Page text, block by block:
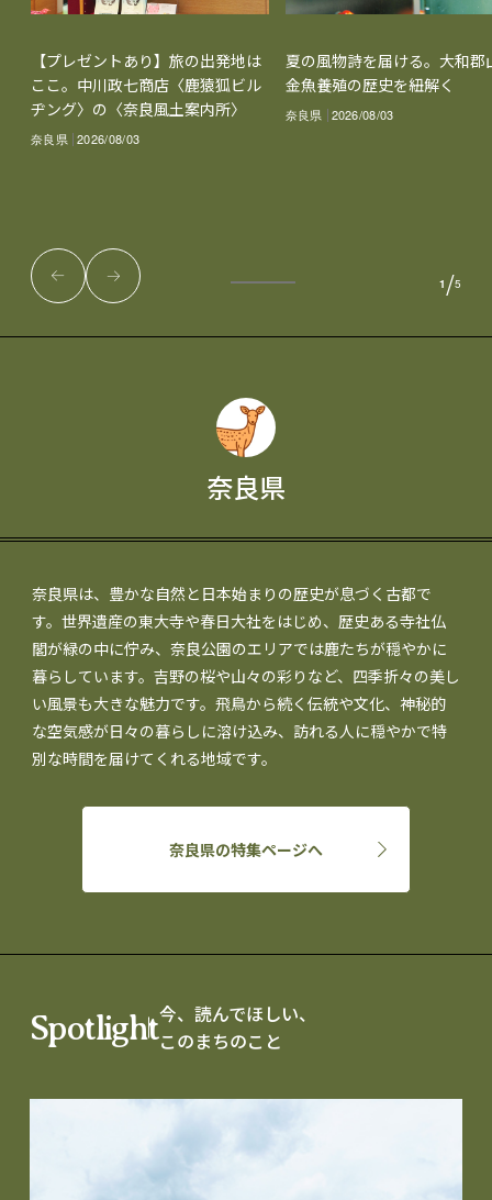
奈良県
奈良県は、豊かな自然と日本始まりの歴史が息づく古都で
す。世界遺産の東大寺や春日大社をはじめ、歴史ある寺社仏
閣が緑の中に佇み、奈良公園のエリアでは鹿たちが穏やかに
暮らしています。吉野の桜や山々の彩りなど、四季折々の美し
い風景も大きな魅力です。飛鳥から続く伝統や文化、神秘的
な空気感が日々の暮らしに溶け込み、訪れる人に穏やかで特
別な時間を届けてくれる地域です。
奈良県の特集ページへ
【プレゼントあり】旅の出発地は
ここ。中川政七商店〈鹿猿狐ビル
ヂング〉の〈奈良風土案内所〉
奈良県 2026/08/03
夏の風物詩を届ける。大和郡
金魚養殖の歴史を紐解く
奈良県 2026/08/03
1 /5
Spotlight今、読んでほしい、
このまちのこと